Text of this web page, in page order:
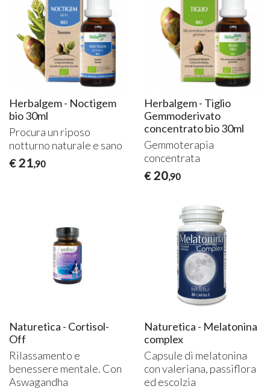
Herbalgem - Noctigem
bio 30ml
Procura un riposo
notturno naturale e sano
€ 21,90
Herbalgem - Tiglio
Gemmoderivato
concentrato bio 30ml
Gemmoterapia
concentrata
€ 20,90
Naturetica - Cortisol-
Off
Rilassamento e
benessere mentale. Con
Aswagandha
Naturetica - Melatonina
complex
Capsule di melatonina
con valeriana, passiflora
ed escolzia